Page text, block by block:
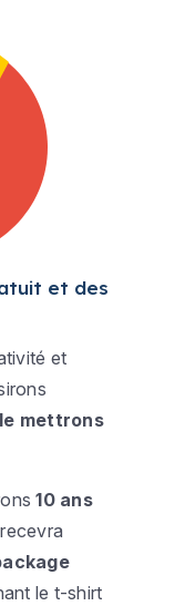
et des
et
le mettrons
10 ans
le t-shirt